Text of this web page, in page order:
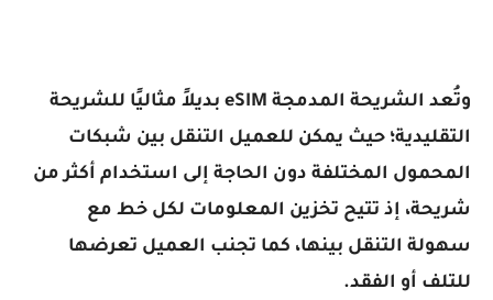
وتُعد الشريحة المدمجة eSIM بديلاً مثاليًا للشريحة
التقليدية؛ حيث يمكن للعميل التنقل بين شبكات
المحمول المختلفة دون الحاجة إلى استخدام أكثر من
شريحة، إذ تتيح تخزين المعلومات لكل خط مع
سهولة التنقل بينها، كما تجنب العميل تعرضها
للتلف أو الفقد.